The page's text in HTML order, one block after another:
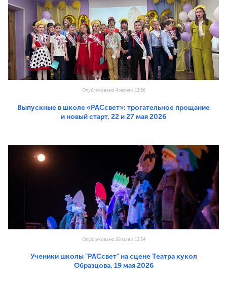
Опубликовано 4 июня в 13:56
Выпускные в школе «РАСсвет»: трогательное прощание
и новый старт, 22 и 27 мая 2026
Опубликовано 28 мая в 13:34
Ученики школы "РАСсвет" на сцене Театра кукол
Образцова, 19 мая 2026